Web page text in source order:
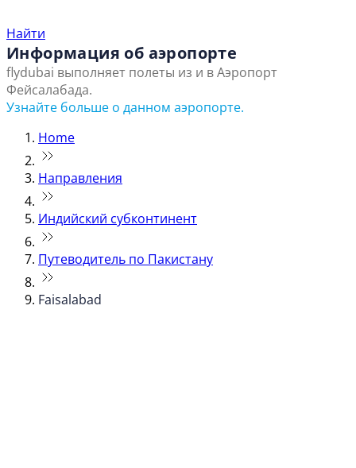
Найти
Информация об аэропорте
flydubai выполняет полеты из и в Аэропорт
Фейсалабада.
Узнайте больше о данном аэропорте.
Home
Направления
Индийский субконтинент
Путеводитель по Пакистану
Faisalabad